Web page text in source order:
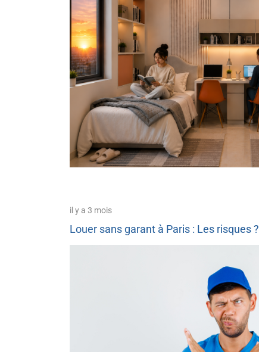
il y a 3 mois
Louer sans garant à Paris : Les risques ?